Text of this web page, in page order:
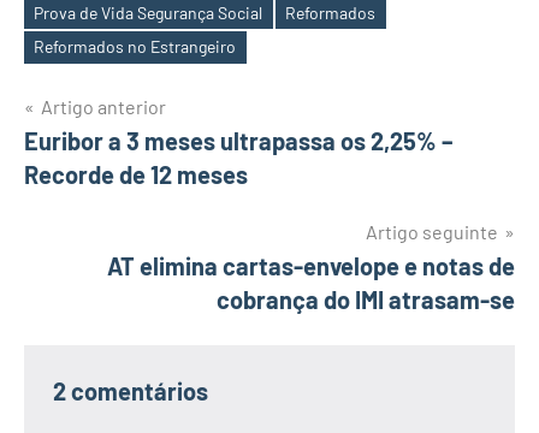
Etiquetas
Prova de Vida Segurança Social
Reformados
Reformados no Estrangeiro
Navegação
de
Artigo anterior
Euribor a 3 meses ultrapassa os 2,25% –
Recorde de 12 meses
Artigo seguinte
AT elimina cartas-envelope e notas de
cobrança do IMI atrasam-se
2 comentários